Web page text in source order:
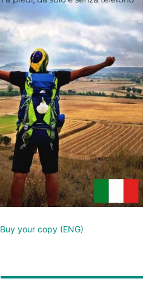
Buy your copy (ENG)